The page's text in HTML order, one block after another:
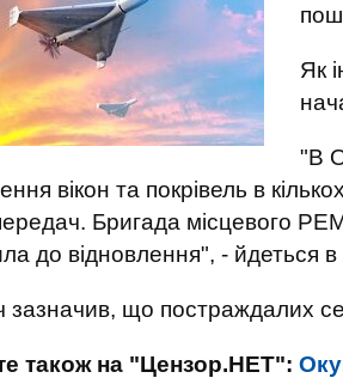
Як
"В
вікон та покрівель в
Бригада місцевого
до відновлення", - йдеться в
зазначив, що постраждалих
також на "Цензор.НЕТ":